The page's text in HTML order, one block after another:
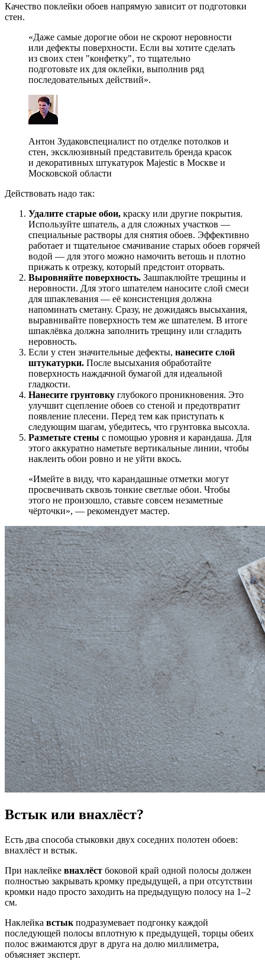
Качество поклейки обоев напрямую зависит от подготовки
стен.
«Даже самые дорогие обои не скроют неровности
или дефекты поверхности. Если вы хотите сделать
из своих стен "конфетку", то тщательно
подготовьте их для оклейки, выполнив ряд
последовательных действий».
Антон Зудаковспециалист по отделке потолков и
стен, эксклюзивный представитель бренда красок
и декоративных штукатурок Majestic в Москве и
Московской области
Действовать надо так:
Удалите старые обои, краску или другие покрытия.
Используйте шпатель, а для сложных участков —
специальные растворы для снятия обоев. Эффективно
работает и тщательное смачивание старых обоев горячей
водой — для этого можно намочить ветошь и плотно
прижать к отрезку, который предстоит оторвать.
Выровняйте поверхность. Зашпаклюйте трещины и
неровности. Для этого шпателем наносите слой смеси
для шпаклевания — её консистенция должна
напоминать сметану. Сразу, не дожидаясь высыхания,
выравнивайте поверхность тем же шпателем. В итоге
шпаклёвка должна заполнить трещину или сгладить
неровность.
Если у стен значительные дефекты, нанесите слой
штукатурки. После высыхания обработайте
поверхность наждачной бумагой для идеальной
гладкости.
Нанесите грунтовку глубокого проникновения. Это
улучшит сцепление обоев со стеной и предотвратит
появление плесени. Перед тем как приступать к
следующим шагам, убедитесь, что грунтовка высохла.
Разметьте стены с помощью уровня и карандаша. Для
этого аккуратно наметьте вертикальные линии, чтобы
наклеить обои ровно и не уйти вкось.
«Имейте в виду, что карандашные отметки могут
просвечивать сквозь тонкие светлые обои. Чтобы
этого не произошло, ставьте совсем незаметные
чёрточки», — рекомендует мастер.
Встык или внахлёст?
Есть два способа стыковки двух соседних полотен обоев:
внахлёст и встык.
При наклейке внахлёст боковой край одной полосы должен
полностью закрывать кромку предыдущей, а при отсутствии
кромки надо просто заходить на предыдущую полосу на 1–2
см.
Наклейка встык подразумевает подгонку каждой
последующей полосы вплотную к предыдущей, торцы обеих
полос вжимаются друг в друга на долю миллиметра,
объясняет эксперт.